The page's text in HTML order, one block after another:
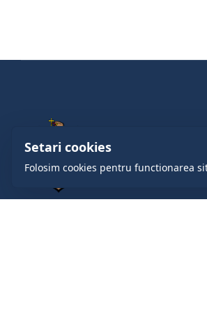
Setari cookies
Folosim cookies pentru functionarea